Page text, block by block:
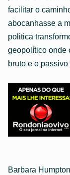
facilitar o
abocanhasse a
politica
geopolítico onde
bruto e o
Barbara